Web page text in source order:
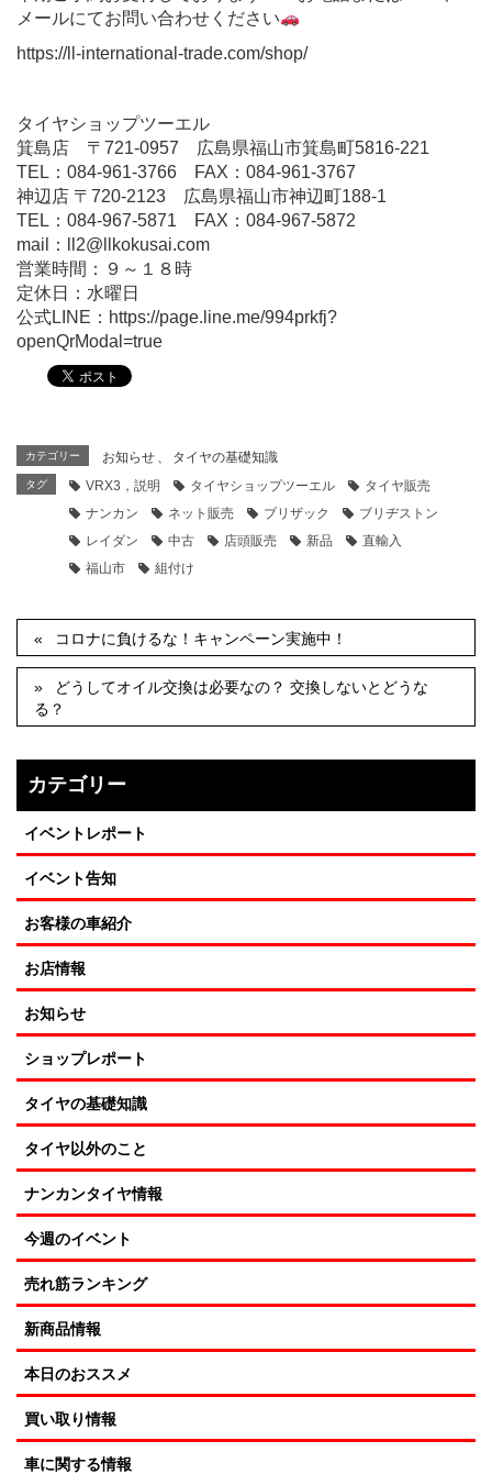
メールにてお問い合わせください
https://ll-international-trade.com/shop/
タイヤショップツーエル
箕島店 〒721-0957 広島県福山市箕島町5816-221
TEL：084-961-3766 FAX：084-961-3767
神辺店 〒720-2123 広島県福山市神辺町188-1
TEL：084-967-5871 FAX：084-967-5872
mail：ll2@llkokusai.com
営業時間：９～１８時
定休日：水曜日
公式LINE： https://page.line.me/994prkfj?
openQrModal=true
カテゴリー お知らせ 、 タイヤの基礎知識
タグ VRX3，説明 タイヤショップツーエル
タイヤ販売
ナンカン
ネット販売 ブリザック
ブリヂストン
レイダン
中古 店頭販売 新品
直輸入
福山市
組付け
コロナに負けるな！キャンペーン実施中！
どうしてオイル交換は必要なの？ 交換しないとどうな
る？
カテゴリー
イベントレポート
イベント告知
お客様の車紹介
お店情報
お知らせ
ショップレポート
タイヤの基礎知識
タイヤ以外のこと
ナンカンタイヤ情報
今週のイベント
売れ筋ランキング
新商品情報
本日のおススメ
買い取り情報
車に関する情報